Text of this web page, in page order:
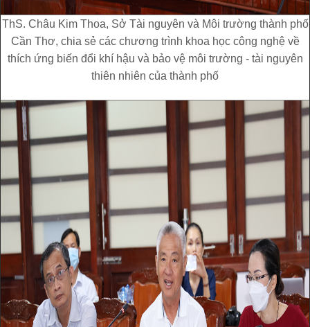
ThS. Châu Kim Thoa, Sở Tài nguyên và Môi trường thành phố
Cần Thơ, chia sẻ các chương trình khoa học công nghệ về
thích ứng biến đổi khí hậu và bảo vệ môi trường - tài nguyên
thiên nhiên của thành phố